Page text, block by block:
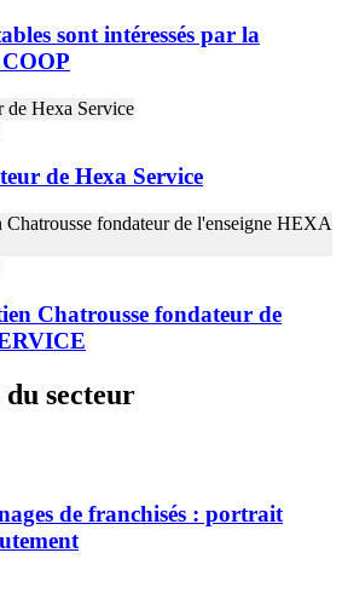
sont intéressés par la
de Hexa Service
Chatrousse fondateur de
secteur
de franchisés : portrait